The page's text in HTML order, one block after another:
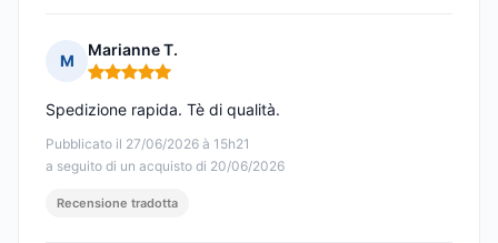
M
Marianne T.
Nota: 5 su 5
Pubblicato il 27/06/2026 à 15h21
a seguito di un acquisto di 20/06/2026
Spedizione rapida. Tè di qualità.
Recensione tradotta